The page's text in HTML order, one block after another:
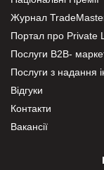
Журнал
Портал про Private
Послуги В2В-
Послуги з надання
Відгуки
Контакти
Вакансії